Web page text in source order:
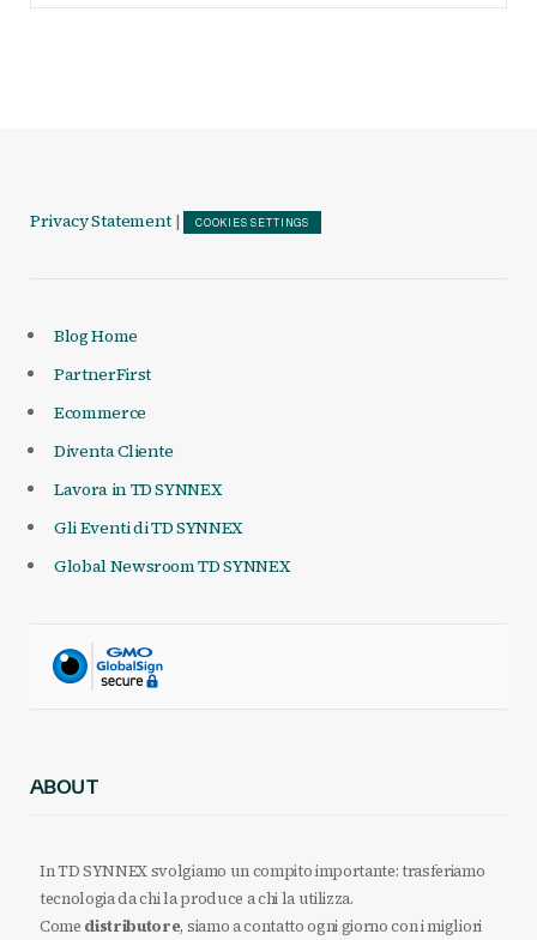
Articoli
Privacy Statement | COOKIES SETTINGS
Blog Home
PartnerFirst
Ecommerce
Diventa Cliente
Lavora in TD SYNNEX
Gli Eventi di TD SYNNEX
Global Newsroom TD SYNNEX
ABOUT
In TD SYNNEX svolgiamo un compito importante: trasferiamo
tecnologia da chi la produce a chi la utilizza.
Come distributore, siamo a contatto ogni giorno con i migliori